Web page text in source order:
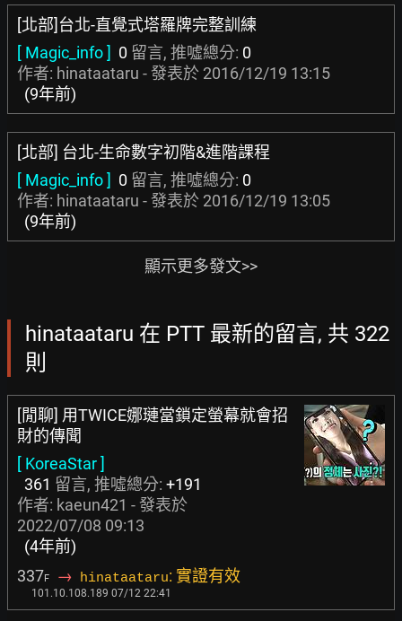
[北部]台北-直覺式塔羅牌完整訓練
[ Magic_info ] 0 留言, 推噓總分: 0
作者: hinataataru - 發表於 2016/12/19 13:15
(9年前)
[北部] 台北-生命數字初階&進階課程
[ Magic_info ] 0 留言, 推噓總分: 0
作者: hinataataru - 發表於 2016/12/19 13:05
(9年前)
顯示更多發文>>
hinataataru 在 PTT 最新的留言, 共 322
則
[閒聊] 用TWICE娜璉當鎖定螢幕就會招
財的傳聞
[ KoreaStar ]
361 留言, 推噓總分: +191
作者: kaeun421 - 發表於
2022/07/08 09:13
(4年前)
337F → hinataataru: 實證有效
101.10.108.189 07/12 22:41